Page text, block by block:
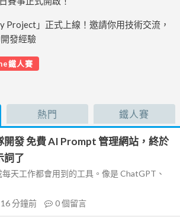
Project」正式上線！邀請你用技術交流，
發經驗
鐵人賽
熱門 鐵人賽
開發 免費 AI Prompt 管理網站，終於
詞了
天工作都會用到的工具。像是 ChatGPT、
16 分鐘前 0個留言